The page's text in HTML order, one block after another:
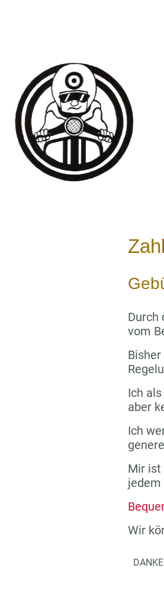
Durch
vom
Ich
aber
Ich
Mir ist
jedem
Wir